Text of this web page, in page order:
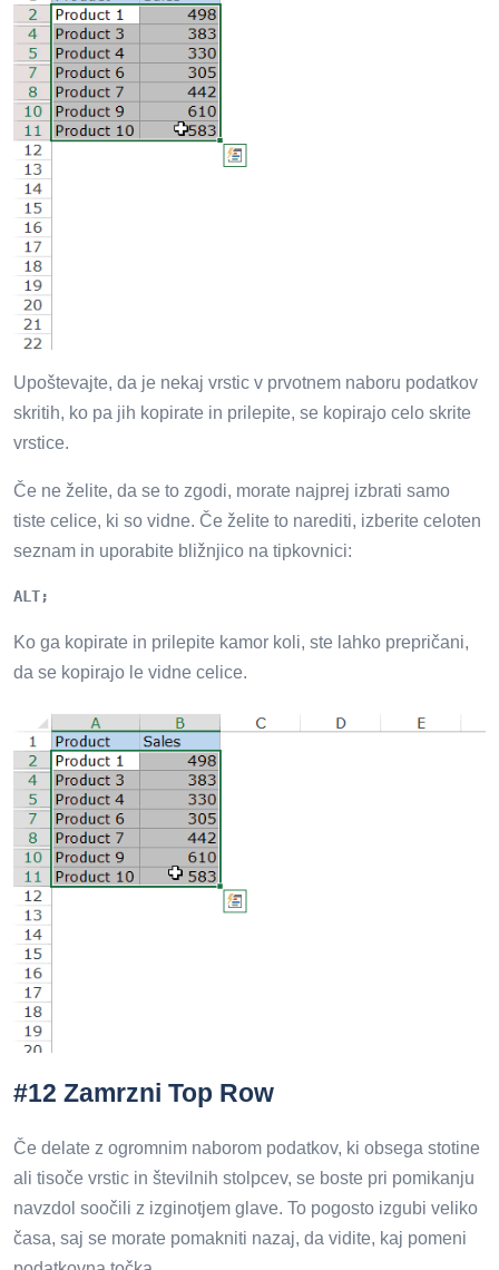
Upoštevajte, da je nekaj vrstic v prvotnem naboru podatkov
skritih, ko pa jih kopirate in prilepite, se kopirajo celo skrite
vrstice.
Če ne želite, da se to zgodi, morate najprej izbrati samo
tiste celice, ki so vidne. Če želite to narediti, izberite celoten
seznam in uporabite bližnjico na tipkovnici:
ALT;
Ko ga kopirate in prilepite kamor koli, ste lahko prepričani,
da se kopirajo le vidne celice.
#12 Zamrzni Top Row
Če delate z ogromnim naborom podatkov, ki obsega stotine
ali tisoče vrstic in številnih stolpcev, se boste pri pomikanju
navzdol soočili z izginotjem glave. To pogosto izgubi veliko
časa, saj se morate pomakniti nazaj, da vidite, kaj pomeni